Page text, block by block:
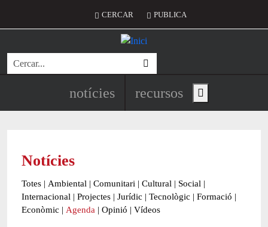
Menú del compte d'usuari
CERCAR PUBLICA
Cerca
Navegació principal de
notícies recursos Show main menu
Notícies
Totes | Ambiental | Comunitari | Cultural | Social |
Internacional | Projectes | Jurídic | Tecnològic | Formació |
Econòmic | Agenda | Opinió | Vídeos